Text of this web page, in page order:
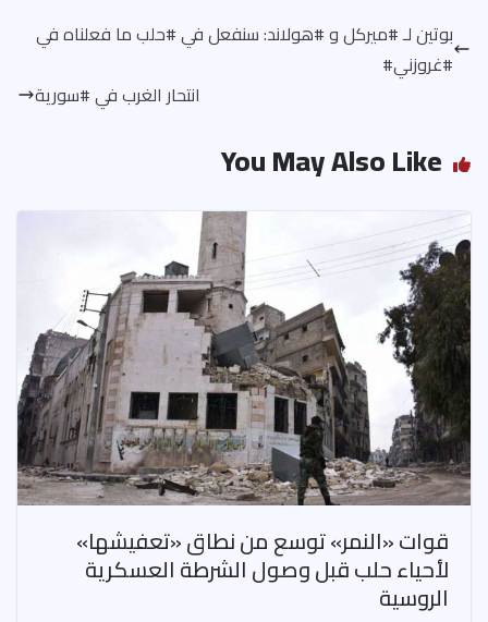
بوتين لـ #ميركل و #هولاند: سنفعل في #حلب ما فعلناه في
#غروزني#
انتحار الغرب في #سورية
You May Also Like
قوات «النمر» توسع من نطاق «تعفيشها»
لأحياء حلب قبل وصول الشرطة العسكرية
الروسية